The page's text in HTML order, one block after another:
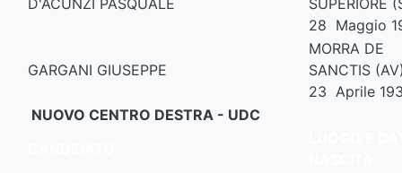
D'ACUNZI PASQUALE
SUPERIORE
28 Maggio
GARGANI GIUSEPPE
MORRA DE
SANCTIS
23 Aprile
NUOVO CENTRO DESTRA - UDC